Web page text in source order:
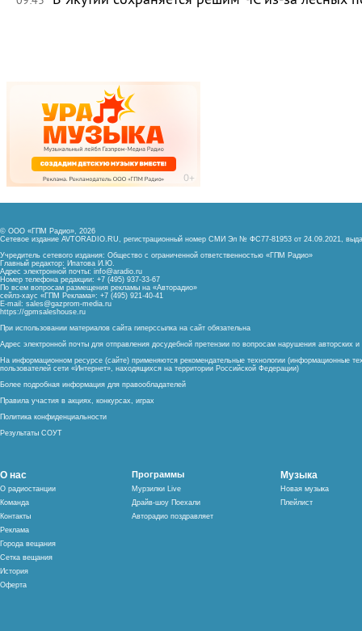
© ООО «ГПМ Радио», 2026
Сетевое издание AVTORADIO.RU, регистрационный номер СМИ Эл № ФС77-81953 от 24.09.2021,
Учредитель сетевого издания: Общество с ограниченной ответственностью «ГПМ Радио»
Главный редактор: Ипатова И.Ю.
Адрес электронной почты: info@aradio.ru
Номер телефона редакции: +7 (495) 937-33-67
По всем вопросам размещения рекламы на «Авторадио»
сейлз-хаус «ГПМ Реклама»: +7 (495) 921-40-41
E-mail: sales@gazprom-media.ru
https://gpmsaleshouse.ru
При использовании материалов сайта гиперссылка на сайт обязательна
Адрес электронной почты для отправления досудебной претензии по вопросам нарушения авторских
На информационном ресурсе (сайте) применяются рекомендательные технологии (информационные
пользователей сети «Интернет», находящихся на территории Российской Федерации)
Более подробная информация для правообладателей
Правила участия в акциях, конкурсах, играх
Политика конфиденциальности
Результаты СОУТ
О нас
О радиостанции
Команда
Контакты
Реклама
Города вещания
Сетка вещания
История
Оферта
Программы
Мурзилки Live
Драйв-шоу Поехали
Авторадио поздравляет
Музыка
Новая музыка
Плейлист